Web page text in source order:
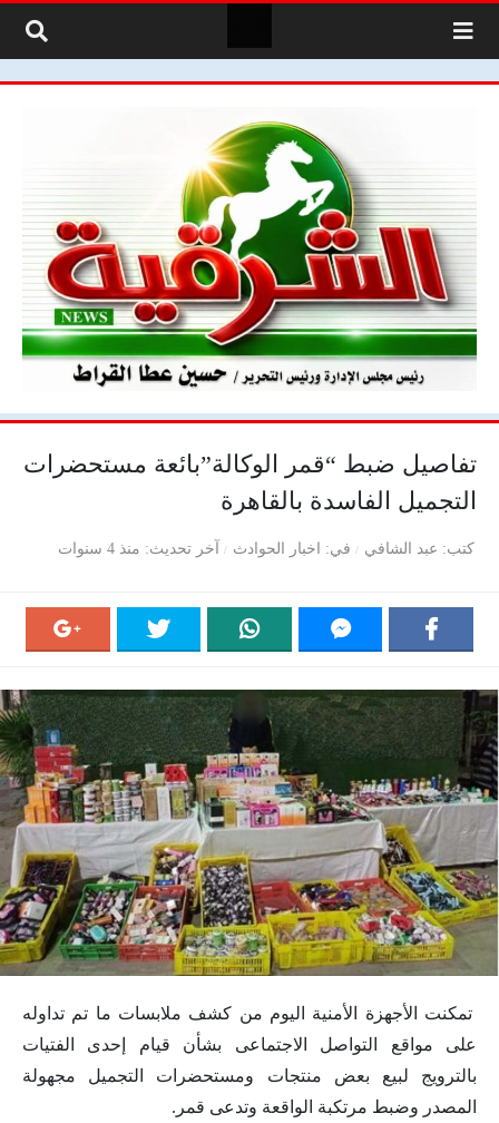
تفاصيل ضبط “قمر الوكالة”بائعة مستحضرات
التجميل الفاسدة بالقاهرة
كتب عبد الشافي في اخبار الحوادث آخر تحديث منذ 4 سنوات
تمكنت الأجهزة الأمنية اليوم من كشف ملابسات ما تم تداوله
على مواقع التواصل الاجتماعى بشأن قيام إحدى الفتيات
بالترويج لبيع بعض منتجات ومستحضرات التجميل مجهولة
المصدر وضبط مرتكبة الواقعة وتدعى قمر.